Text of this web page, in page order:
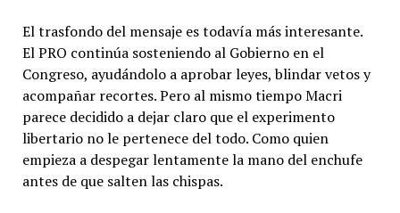
El trasfondo del mensaje es todavía más interesante.
El PRO continúa sosteniendo al Gobierno en el
Congreso, ayudándolo a aprobar leyes, blindar vetos y
acompañar recortes. Pero al mismo tiempo Macri
parece decidido a dejar claro que el experimento
libertario no le pertenece del todo. Como quien
empieza a despegar lentamente la mano del enchufe
antes de que salten las chispas.